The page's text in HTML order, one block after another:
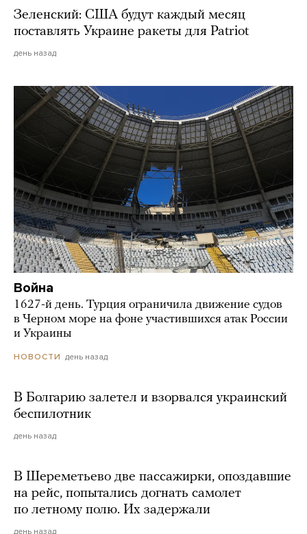
Зеленский: США будут каждый месяц
поставлять Украине ракеты для Patriot
день назад
Война
1627-й день. Турция ограничила движение судов
в Черном море на фоне участившихся атак России
и Украины
НОВОСТИ день назад
В Болгарию залетел и взорвался украинский
беспилотник
день назад
В Шереметьево две пассажирки, опоздавшие
на рейс, попытались догнать самолет
по летному полю. Их задержали
день назад